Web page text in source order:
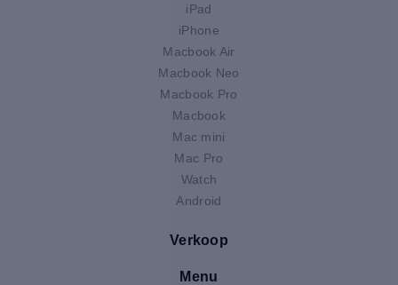
iPad
iPhone
Macbook Air
Macbook Neo
Macbook Pro
Macbook
Mac mini
Mac Pro
Watch
Android
Verkoop
Menu